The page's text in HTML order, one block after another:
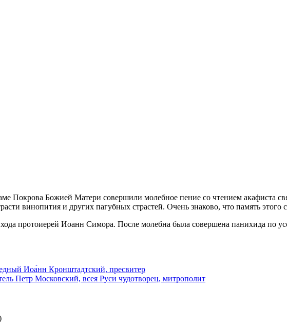
Покрова Божией Матери совершили молебное пение со чтением акафиста
винопития и других пагубных страстей. Очень знаково, что память этого
протоиерей Иоанн Симора. После молебна была совершена панихида по
Иоа́нн Кронштадтский, пресвитер
Петр Московский, всея Руси чудотворец, митрополит